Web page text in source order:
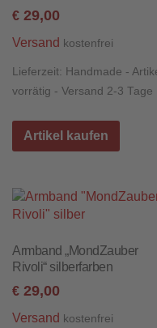
€ 29,00
Versand kostenfrei
Lieferzeit: Handmade -
vorrätig - Versand 2-3 Tage
Artikel kaufen
Armband „MondZauber
Rivoli“ silberfarben
€ 29,00
Versand kostenfrei